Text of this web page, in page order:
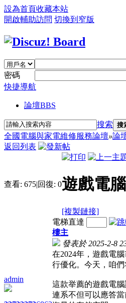
設為首頁收藏本站
開啟輔助訪問 切換到窄版
密碼
快捷導航
論壇BBS
搜索 搜
全國電腦與家電維修服務論壇»論
返回列表
查看: 675|回復: 0遊戲電
[複製鏈接]
admin
電梯直達
樓主
發表於 2025-2-8
在2024年，遊戲電
行優化。今天，咱
這款举薦的遊戲電
連系不但可以應答